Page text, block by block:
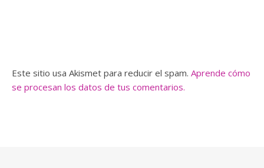
Este sitio usa Akismet para reducir el spam. Aprende cómo
se procesan los datos de tus comentarios.